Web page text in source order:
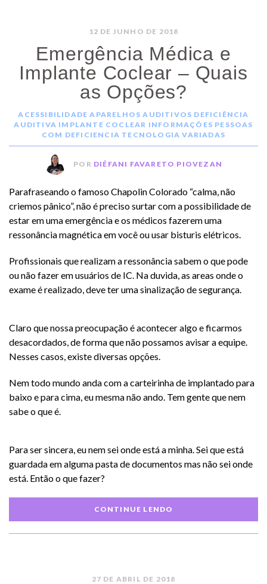
12 DE JUNHO DE 2018
Emergência Médica e
Implante Coclear – Quais
as Opções?
ACESSIBILIDADE APARELHOS AUDITIVOS DEFICIÊNCIA
AUDITIVA IMPLANTE COCLEAR INFORMAÇÕES PESSOAS
COM DEFICIENCIA TECNOLOGIA VARIADAS
POR DIÉFANI FAVARETO PIOVEZAN
Parafraseando o famoso Chapolin Colorado “calma, não
criemos pânico”, não é preciso surtar com a possibilidade de
estar em uma emergência e os médicos fazerem uma
ressonância magnética em você ou usar bisturis elétricos.
Profissionais que realizam a ressonância sabem o que pode
ou não fazer em usuários de IC. Na duvida, as areas onde o
exame é realizado, deve ter uma sinalização de segurança.
Claro que nossa preocupação é acontecer algo e ficarmos
desacordados, de forma que não possamos avisar a equipe.
Nesses casos, existe diversas opções.
Nem todo mundo anda com a carteirinha de implantado para
baixo e para cima, eu mesma não ando. Tem gente que nem
sabe o que é.
Para ser sincera, eu nem sei onde está a minha. Sei que está
guardada em alguma pasta de documentos mas não sei onde
está. Então o que fazer?
CONTINUE LENDO
27 DE ABRIL DE 2018